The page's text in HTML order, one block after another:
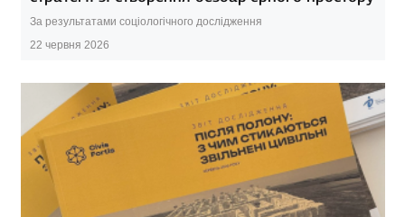
За результатами соціологічного дослідження
22 червня 2026